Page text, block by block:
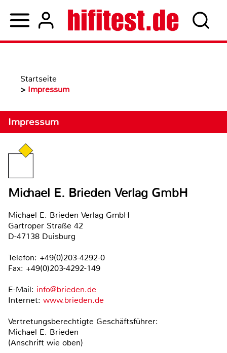
Startseite
> Impressum
Impressum
Michael E. Brieden Verlag GmbH
Michael E. Brieden Verlag GmbH
Gartroper Straße 42
D-47138 Duisburg
Telefon: +49(0)203-4292-0
Fax: +49(0)203-4292-149
E-Mail: info@brieden.de
Internet: www.brieden.de
Vertretungsberechtigte Geschäftsführer:
Michael E. Brieden
(Anschrift wie oben)